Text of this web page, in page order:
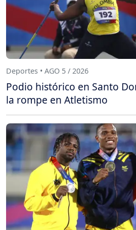
Deportes • AGO 5 / 2026
Podio histórico en Santo
la rompe en Atletismo